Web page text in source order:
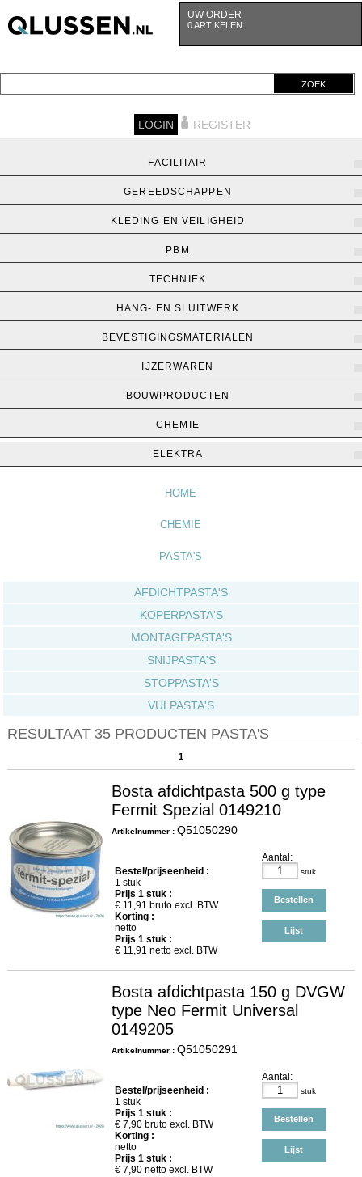
UW ORDER
0 ARTIKELEN
ZOEK
LOGIN REGISTER
FACILITAIR
GEREEDSCHAPPEN
KLEDING EN VEILIGHEID
PBM
TECHNIEK
HANG- EN SLUITWERK
BEVESTIGINGSMATERIALEN
IJZERWAREN
BOUWPRODUCTEN
CHEMIE
ELEKTRA
HOME
CHEMIE
PASTA'S
AFDICHTPASTA'S
KOPERPASTA'S
MONTAGEPASTA'S
SNIJPASTA'S
STOPPASTA'S
VULPASTA'S
RESULTAAT 35 PRODUCTEN PASTA'S
1
Bosta afdichtpasta 500 g type
Fermit Spezial 0149210
Artikelnummer : Q51050290
Bestel/prijseenheid :
1 stuk
Prijs 1stuk :
€ 11,91 bruto excl. BTW
Korting :
netto
Prijs 1stuk :
€ 11,91 netto excl. BTW
Aantal:
stuk
Bestellen
Lijst
Bosta afdichtpasta 150 g DVGW
type Neo Fermit Universal
0149205
Artikelnummer : Q51050291
Bestel/prijseenheid :
1 stuk
Prijs 1stuk :
€ 7,90bruto excl. BTW
Korting :
netto
Prijs 1stuk :
€ 7,90netto excl. BTW
Aantal:
stuk
Bestellen
Lijst